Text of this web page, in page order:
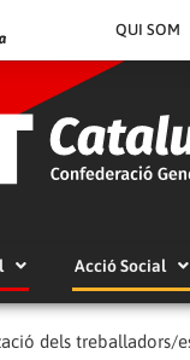
QUI SOM
Acció Social
dels treballadors/